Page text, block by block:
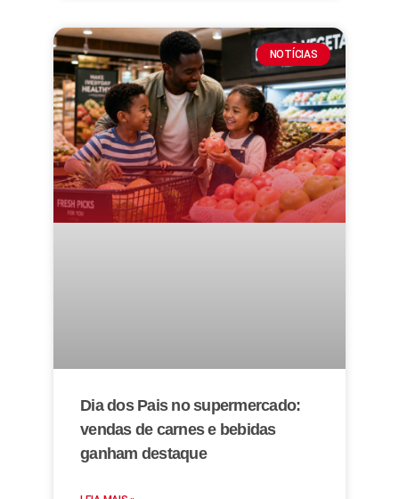
NOTÍCIAS
Dia dos Pais no supermercado:
vendas de carnes e bebidas
ganham destaque